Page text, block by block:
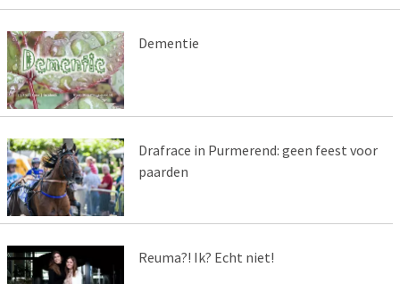
Dementie
Drafrace in Purmerend: geen feest voor
paarden
Reuma?! Ik? Echt niet!